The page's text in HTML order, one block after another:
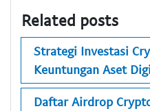
Related posts
Strategi Investasi
Keuntungan Aset
Daftar Airdrop